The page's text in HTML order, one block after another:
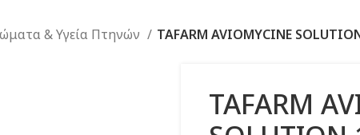
& Υγεία Πτηνών TAFARM AVIOMYCINE
TAFARM